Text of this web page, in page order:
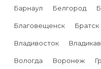
Барнаул Белгород
Благовещенск Братск
Владивосток
Вологда Воронеж